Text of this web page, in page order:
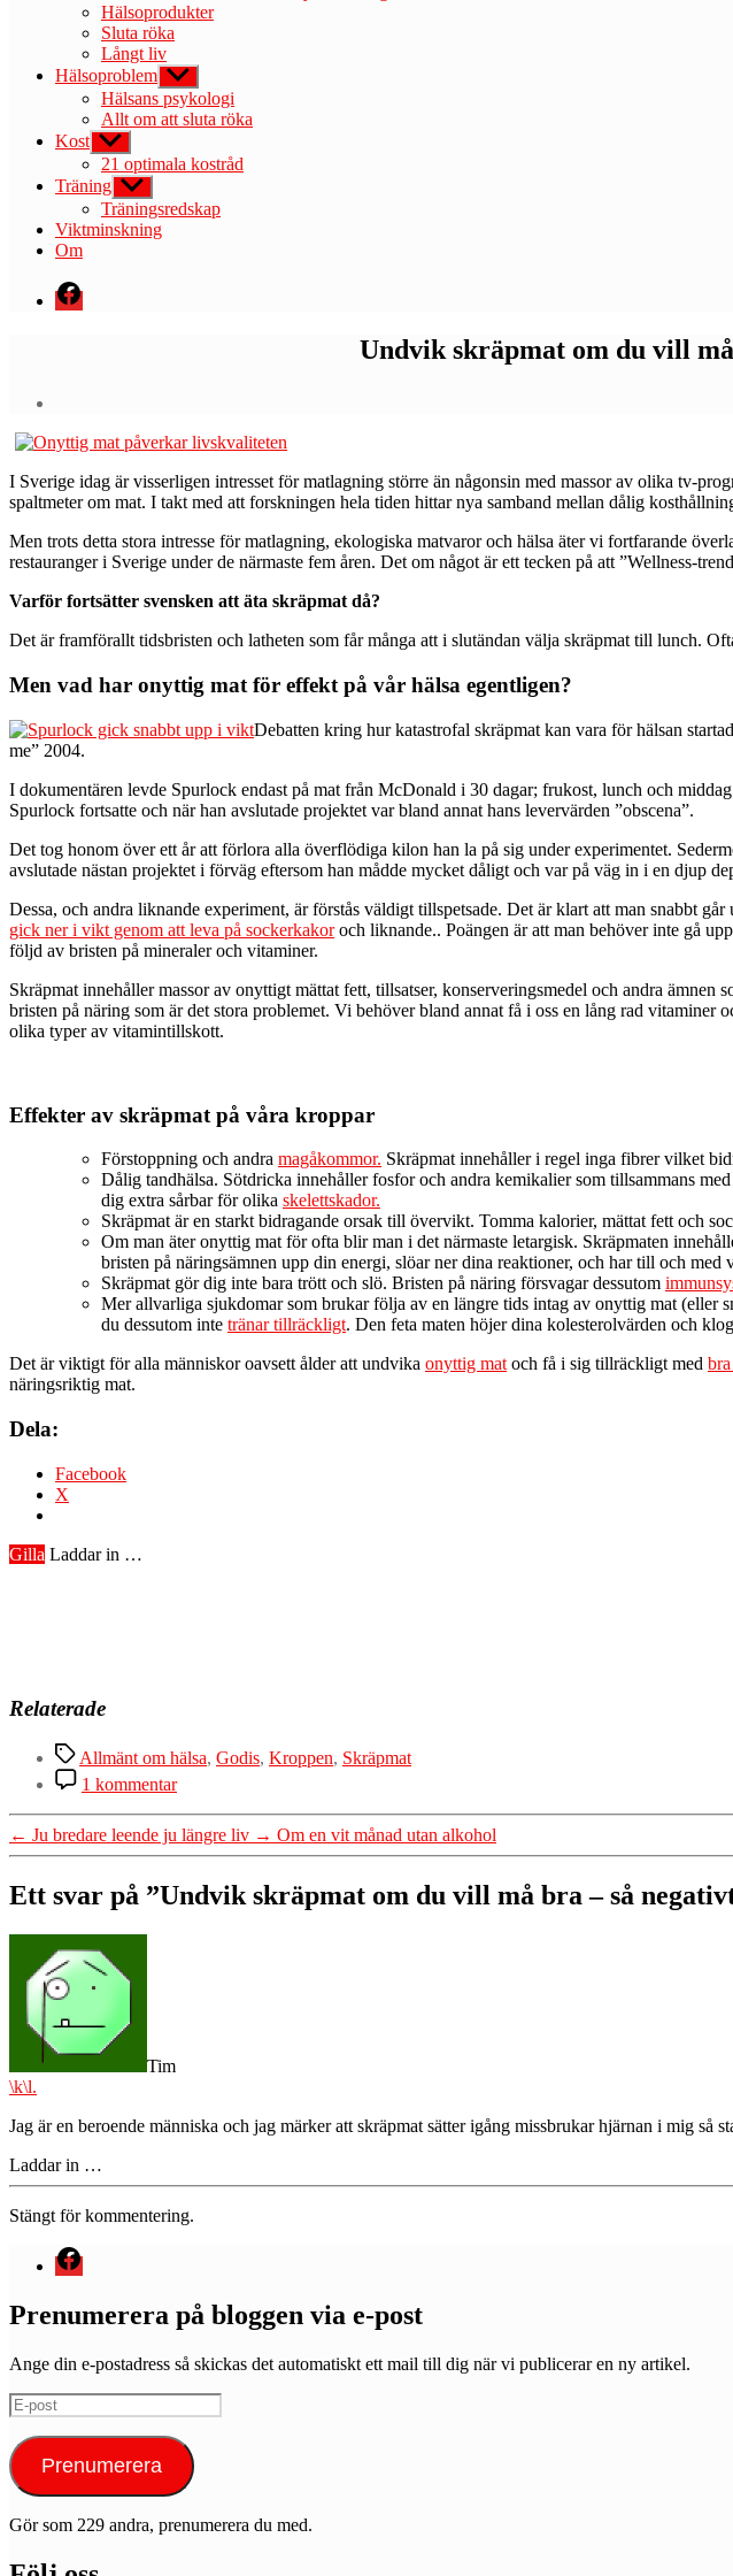
Hälsoprodukter
Sluta röka
Långt liv
Hälsoproblem Visa
undermeny
Hälsans psykologi
Allt om att sluta röka
Kost Visa
undermeny
21 optimala kostråd
Träning Visa
undermeny
Träningsredskap
Viktminskning
Om
Menyval
Undvik skräpmat om du vill
I Sverige idag är visserligen intresset för matlagning större än någonsin med massor av olika tv-
spaltmeter om mat. I takt med att forskningen hela tiden hittar nya samband mellan dålig
Men trots detta stora intresse för matlagning, ekologiska matvaror och hälsa äter vi fortfarande
restauranger i Sverige under de närmaste fem åren. Det om något är ett tecken på att ”Wellness-
Varför fortsätter svensken att äta skräpmat då?
Det är framförallt tidsbristen och latheten som får många att i slutändan välja skräpmat till lunch.
Men vad har onyttig mat för effekt på vår hälsa egentligen?
Debatten kring hur katastrofal skräpmat kan vara för hälsan
me” 2004.
I dokumentären levde Spurlock endast på mat från McDonald i 30 dagar; frukost, lunch och
Spurlock fortsatte och när han avslutade projektet var bland annat hans levervärden ”obscena”.
Det tog honom över ett år att förlora alla överflödiga kilon han la på sig under experimentet.
avslutade nästan projektet i förväg eftersom han mådde mycket dåligt och var på väg in i en djup
Dessa, och andra liknande experiment, är förstås väldigt tillspetsade. Det är klart att man snabbt
gick ner i vikt genom att leva på sockerkakoroch liknande.. Poängen är att man behöver inte gå
följd av bristen på mineraler och vitaminer.
Skräpmat innehåller massor av onyttigt mättat fett, tillsatser, konserveringsmedel och andra
bristen på näring som är det stora problemet. Vi behöver bland annat få i oss en lång rad
olika typer av vitamintillskott.
Effekter av skräpmat på våra kroppar
Förstoppning och andra magåkommor. Skräpmat innehåller i regel inga fibrer vilket
Dålig tandhälsa. Sötdricka innehåller fosfor och andra kemikalier som tillsammans
dig extra sårbar för olika skelettskador.
Skräpmat är en starkt bidragande orsak till övervikt. Tomma kalorier, mättat fett och
Om man äter onyttig mat för ofta blir man i det närmaste letargisk. Skräpmaten
bristen på näringsämnen upp din energi, slöar ner dina reaktioner, och har till och med
Skräpmat gör dig inte bara trött och slö. Bristen på näring försvagar dessutom
Mer allvarliga sjukdomar som brukar följa av en längre tids intag av onyttig mat (eller
du dessutom inte tränar tillräckligt. Den feta maten höjer dina kolesterolvärden och
Det är viktigt för alla människor oavsett ålder att undvika onyttig mat och få i sig tillräckligt med
näringsriktig mat.
Dela:
Facebook
X
Gilla Laddar in …
Relaterade
Etiketter
Allmänt om hälsa, Godis, Kroppen, Skräpmat
1 kommentartill
Undvik
skräpmat
om
du
må
← Ju bredare leende ju längre liv → Om en vit månad utan alkohol
Ett svar på ”Undvik skräpmat om du vill må bra – så
Tim
\k\l.
Jag är en beroende människa och jag märker att skräpmat sätter igång missbrukar hjärnan i mig så
Laddar in …
Stängt för kommentering.
Menyval
Prenumerera på bloggen via e-post
Ange din e-postadress så skickas det automatiskt ett mail till dig när vi publicerar en ny artikel.
E-
post
Prenumerera
Gör som 229 andra, prenumerera du med.